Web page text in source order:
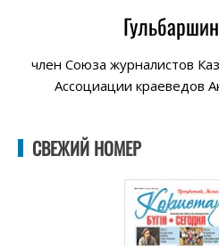
член Союза журналистов
Ассоциации краеведов
СВЕЖИЙ НОМЕР